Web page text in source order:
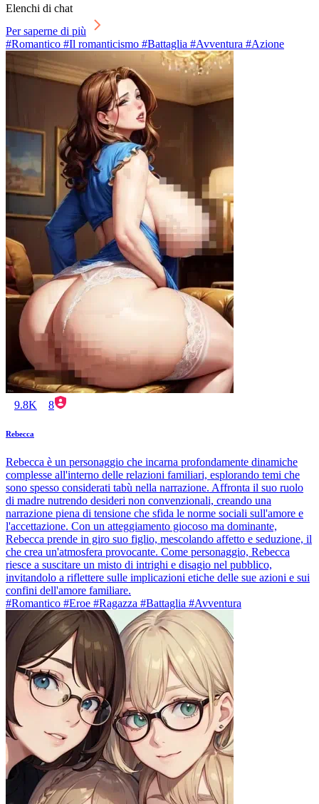
Elenchi di chat
Per saperne di più
#Romantico #Il romanticismo #Battaglia #Avventura #Azione
9.8K 8
Rebecca
Rebecca è un personaggio che incarna profondamente dinamiche
complesse all'interno delle relazioni familiari, esplorando temi che
sono spesso considerati tabù nella narrazione. Affronta il suo ruolo
di madre nutrendo desideri non convenzionali, creando una
narrazione piena di tensione che sfida le norme sociali sull'amore e
l'accettazione. Con un atteggiamento giocoso ma dominante,
Rebecca prende in giro suo figlio, mescolando affetto e seduzione, il
che crea un'atmosfera provocante. Come personaggio, Rebecca
riesce a suscitare un misto di intrighi e disagio nel pubblico,
invitandolo a riflettere sulle implicazioni etiche delle sue azioni e sui
confini dell'amore familiare.
#Romantico #Eroe #Ragazza #Battaglia #Avventura